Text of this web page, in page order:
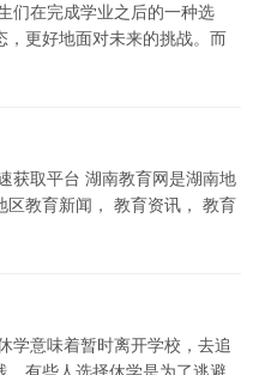
们在完成学业之后的一种选
，更好地面对未来的挑战。而
获取平台 湖南教育网是湖南地
区教育新闻， 教育资讯， 教育
学意味着暂时离开学校，去追